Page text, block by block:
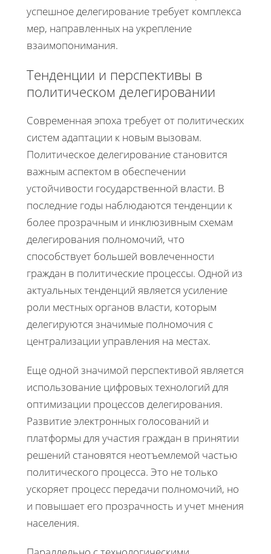
успешное делегирование требует комплекса
мер, направленных на укрепление
взаимопонимания.
Тенденции и перспективы в
политическом делегировании
Современная эпоха требует от политических
систем адаптации к новым вызовам.
Политическое делегирование становится
важным аспектом в обеспечении
устойчивости государственной власти. В
последние годы наблюдаются тенденции к
более прозрачным и инклюзивным схемам
делегирования полномочий, что
способствует большей вовлеченности
граждан в политические процессы. Одной из
актуальных тенденций является усиление
роли местных органов власти, которым
делегируются значимые полномочия с
централизации управления на местах.
Еще одной значимой перспективой является
использование цифровых технологий для
оптимизации процессов делегирования.
Развитие электронных голосований и
платформы для участия граждан в принятии
решений становятся неотъемлемой частью
политического процесса. Это не только
ускоряет процесс передачи полномочий, но
и повышает его прозрачность и учет мнения
населения.